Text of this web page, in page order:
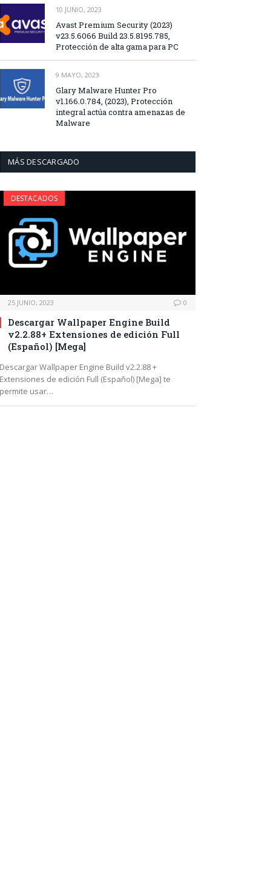
10 JUNIO, 2023
Avast Premium Security (2023)
v23.5.6066 Build 23.5.8195.785,
Protección de alta gama para PC
9 MAYO, 2023
Glary Malware Hunter Pro
v1.166.0.784, (2023), Protección
integral actúa contra amenazas de
Malware
MÁS DESCARGADO
DESTACADOS
25 JUNIO, 2023 0
Descargar Wallpaper Engine Build
v2.2.88+ Extensiones de edición Full
(Español) [Mega]
Descargar Wallpaper Engine Build v2.2.88 +
Extensiones de edición Full (Español) [Mega] te
permite usar…